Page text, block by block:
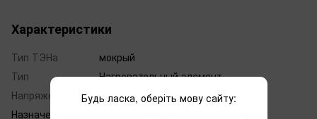
Характеристики
Тип ТЭНа
мокрый
Тип
Нагревательный элемент
Напряжение, В
220
Назначение
Будь ласка, оберіть мову сайту: